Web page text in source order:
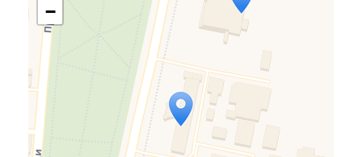
Travelers' Map is loading...
If you see this after your
page is loaded completely,
leafletJS files are missing.
−